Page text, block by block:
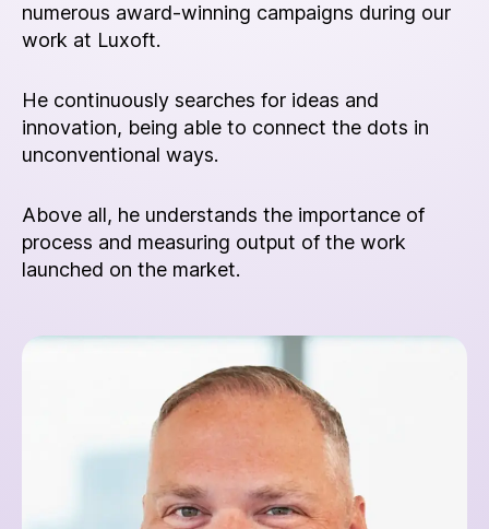
numerous award-winning campaigns during our
work at Luxoft.
He continuously searches for ideas and
innovation, being able to connect the dots in
unconventional ways.
Above all, he understands the importance of
process and measuring output of the work
launched on the market.